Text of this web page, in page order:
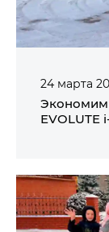
24 марта
Экономим
EVOLUTE